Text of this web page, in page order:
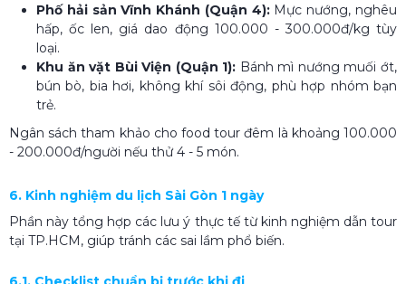
Phố hải sản Vĩnh Khánh (Quận 4): Mực nướng, nghêu
hấp, ốc len, giá dao động 100.000 - 300.000đ/kg tùy
loại.
Khu ăn vặt Bùi Viện (Quận 1): Bánh mì nướng muối ớt,
bún bò, bia hơi, không khí sôi động, phù hợp nhóm bạn
trẻ.
Ngân sách tham khảo cho food tour đêm là khoảng 100.000
- 200.000đ/người nếu thử 4 - 5 món.
6. Kinh nghiệm du lịch Sài Gòn 1 ngày
Phần này tổng hợp các lưu ý thực tế từ kinh nghiệm dẫn tour
tại TP.HCM, giúp tránh các sai lầm phổ biến.